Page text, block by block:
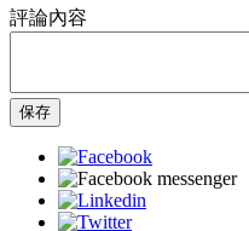
評論內容
保存